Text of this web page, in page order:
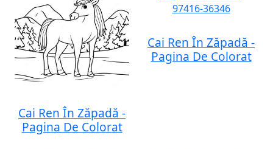
Cai Ren În Zăpadă -
Pagina De Colorat
Cai Ren În Zăpadă -
Pagina De Colorat